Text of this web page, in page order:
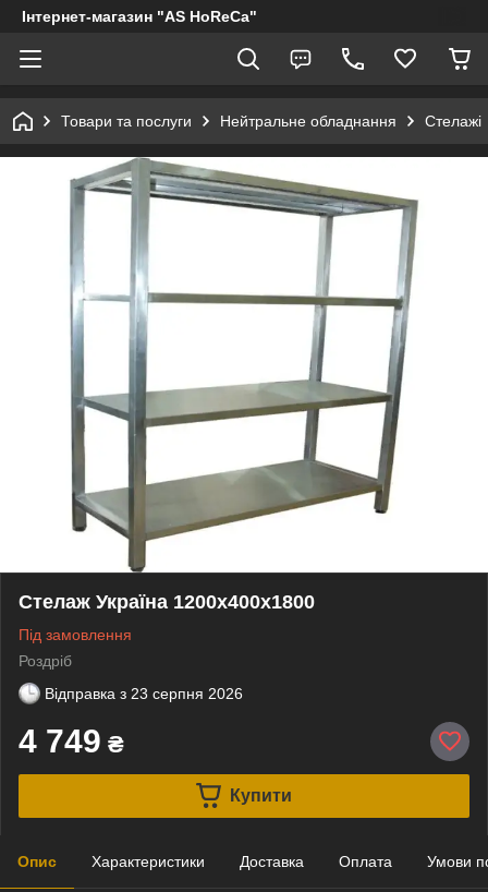
Інтернет-магазин "AS HoReCa"
Товари та послуги Нейтральне обладнання Стелажі
Стелаж Україна 1200х400х1800
Під замовлення
Роздріб
Відправка з 23 серпня 2026
4 749 ₴
Купити
Опис Характеристики Доставка Оплата Умови